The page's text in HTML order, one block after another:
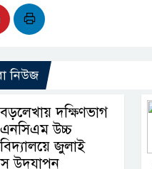
নিউজ
বড়লেখায় দক্ষিণভাগ
এনসিএম উচ্চ
বিদ্যালয়ে জুলাই
উদযাপন